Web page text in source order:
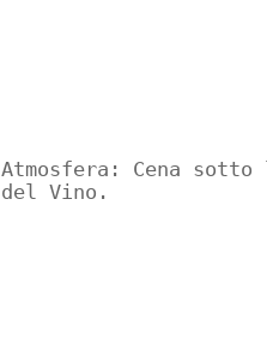
Atmosfera: Cena
del Vino.